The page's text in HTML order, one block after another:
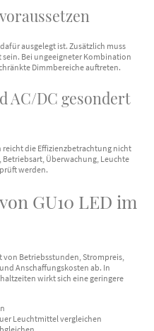
ausgelegt ist. Zusätzlich muss
sein. Bei ungeeigneter Kombination
Dimmbereiche auftreten.
AC/DC gesondert
reicht die Effizienzbetrachtung nicht
Überwachung, Leuchte
werden.
GU10 LED im
von Betriebsstunden, Strompreis,
Anschaffungskosten ab. In
wirkt sich eine geringere
Leuchtmittel vergleichen